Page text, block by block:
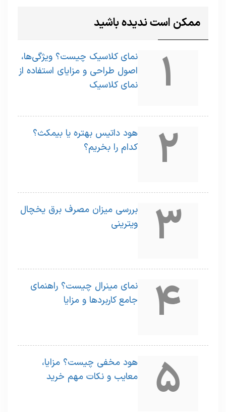
ممکن است ندیده باشید
1
نمای کلاسیک چیست؟ ویژگی‌ها،
اصول طراحی و مزایای استفاده از
نمای کلاسیک
2
هود داتیس بهتره یا بیمکث؟
کدام را بخریم؟
3
بررسی میزان مصرف برق یخچال
ویترینی
4
نمای مینرال چیست؟ راهنمای
جامع کاربردها و مزایا
5
هود مخفی چیست؟ مزایا،
معایب و نکات مهم خرید